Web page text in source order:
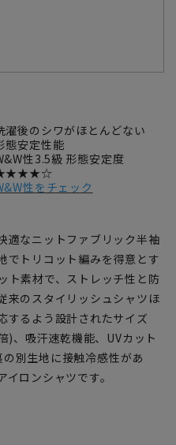
濯後のシワがほとんどない
態安定性能
性3.5級 形態安定度
性をチェック
適なニットファブリック半袖
でトリコット編みを得意とす
ト素材で、ストレッチ性と防
来のスタイリッシュシャツほ
するよう設計されたサイズ
)、吸汗速乾機能、UVカット
別生地に接触冷感性があ
ロンシャツです。